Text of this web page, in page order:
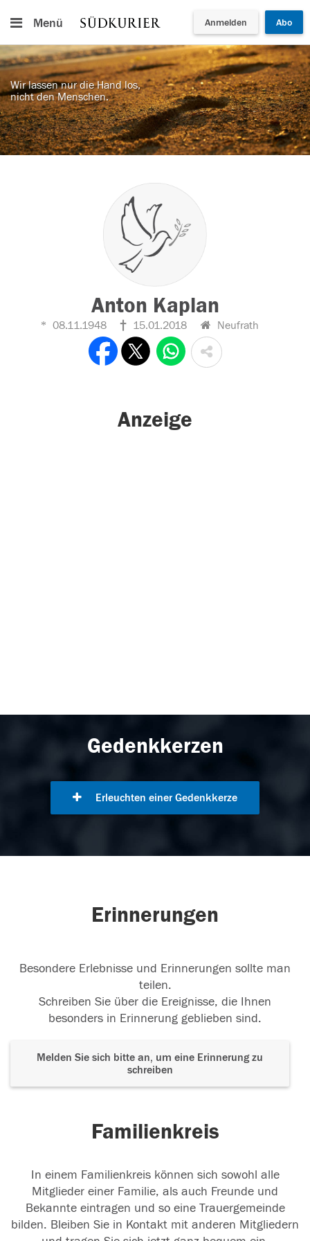
Menü Anmelden Abo
Wir lassen nur die Hand los,
nicht den Menschen.
Anton Kaplan
08.11.1948 15.01.2018 Neufrath
Anzeige
Gedenkkerzen
Erleuchten einer Gedenkkerze
Erinnerungen
Besondere Erlebnisse und Erinnerungen sollte man
teilen.
Schreiben Sie über die Ereignisse, die Ihnen
besonders in Erinnerung geblieben sind.
Melden Sie sich bitte an, um eine Erinnerung zu
schreiben
Familienkreis
In einem Familienkreis können sich sowohl alle
Mitglieder einer Familie, als auch Freunde und
Bekannte eintragen und so eine Trauergemeinde
bilden. Bleiben Sie in Kontakt mit anderen Mitgliedern